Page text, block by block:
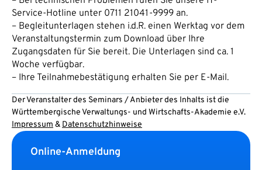
Service-Hotline unter 0711 21041-9999 an.
– Begleitunterlagen stehen i.d.R. einen Werktag vor dem
Veranstaltungstermin zum Download über Ihre
Zugangsdaten für Sie bereit. Die Unterlagen sind ca. 1
Woche verfügbar.
– Ihre Teilnahmebestätigung erhalten Sie per E-Mail.
Der Veranstalter des Seminars / Anbieter des Inhalts ist die
Württembergische Verwaltungs- und Wirtschafts-Akademie e.V.
Impressum & Datenschutzhinweise
Online-Anmeldung